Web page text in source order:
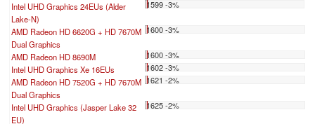
Intel UHD Graphics 24EUs (Alder
Lake-N)
1599 -3%
AMD Radeon HD 6620G + HD 7670M
Dual Graphics
1600 -3%
AMD Radeon HD 8690M
1600 -3%
Intel UHD Graphics Xe 16EUs
1602 -3%
AMD Radeon HD 7520G + HD 7670M
Dual Graphics
1621 -2%
Intel UHD Graphics (Jasper Lake 32
EU)
1625 -2%